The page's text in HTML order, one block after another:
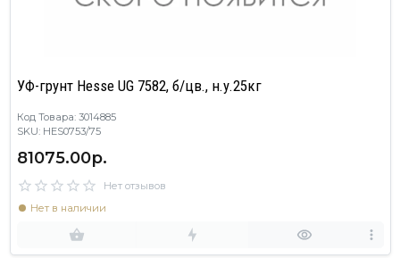
УФ-грунт Hesse UG 7582, б/цв., н.у.25кг
Код Товара: 3014885
SKU: HES0753/75
81075.00р.
Нет отзывов
Нет в наличии